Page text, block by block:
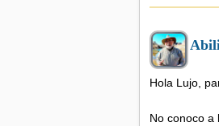
Hola Lujo,
No conoco a